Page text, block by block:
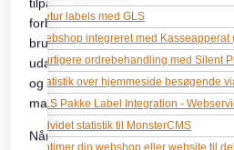
Retur labels med GLS
Webshop integreret med Kasseapperat
Hurtigere ordrebehandling med Silent
Statistik over hjemmeside besøgende
GLS Pakke Label Integration -
Udvidet statistik til MonsterCMS
Optimer din webshop eller website til